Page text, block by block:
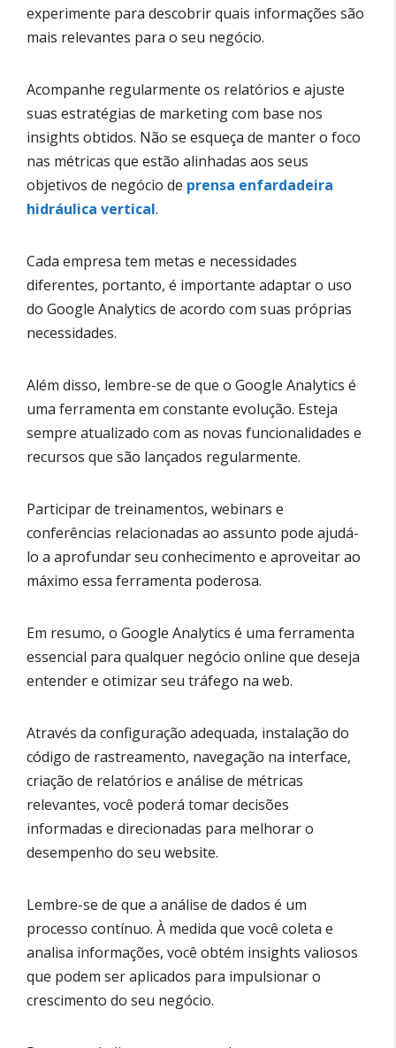
experimente para descobrir quais informações são
mais relevantes para o seu negócio.
Acompanhe regularmente os relatórios e ajuste
suas estratégias de marketing com base nos
insights obtidos. Não se esqueça de manter o foco
nas métricas que estão alinhadas aos seus
objetivos de negócio de prensa enfardadeira
hidráulica vertical.
Cada empresa tem metas e necessidades
diferentes, portanto, é importante adaptar o uso
do Google Analytics de acordo com suas próprias
necessidades.
Além disso, lembre-se de que o Google Analytics é
uma ferramenta em constante evolução. Esteja
sempre atualizado com as novas funcionalidades e
recursos que são lançados regularmente.
Participar de treinamentos, webinars e
conferências relacionadas ao assunto pode ajudá-
lo a aprofundar seu conhecimento e aproveitar ao
máximo essa ferramenta poderosa.
Em resumo, o Google Analytics é uma ferramenta
essencial para qualquer negócio online que deseja
entender e otimizar seu tráfego na web.
Através da configuração adequada, instalação do
código de rastreamento, navegação na interface,
criação de relatórios e análise de métricas
relevantes, você poderá tomar decisões
informadas e direcionadas para melhorar o
desempenho do seu website.
Lembre-se de que a análise de dados é um
processo contínuo. À medida que você coleta e
analisa informações, você obtém insights valiosos
que podem ser aplicados para impulsionar o
crescimento do seu negócio.